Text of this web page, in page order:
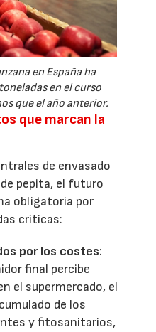
en España ha
en el curso
que el año anterior.
que marcan la
de envasado
pepita, el futuro
obligatoria por
críticas:
por los costes:
final percibe
el supermercado, el
de los
y fitosanitarios,